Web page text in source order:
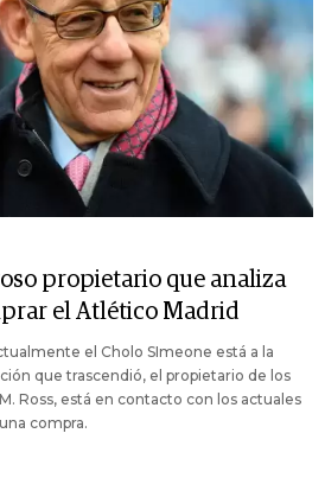
propietario que analiza
el Atlético Madrid
el Cholo SImeone está a la
que trascendió, el propietario de los
Ross, está en contacto con los actuales
compra.